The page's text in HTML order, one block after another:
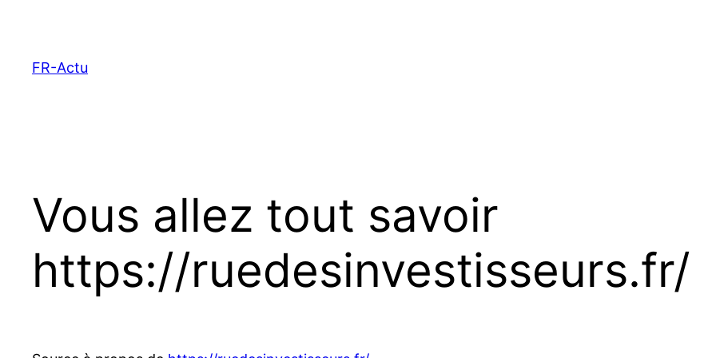
contenu
FR-Actu
Vous allez tout savoir
https://ruedesinvestisseurs.fr/